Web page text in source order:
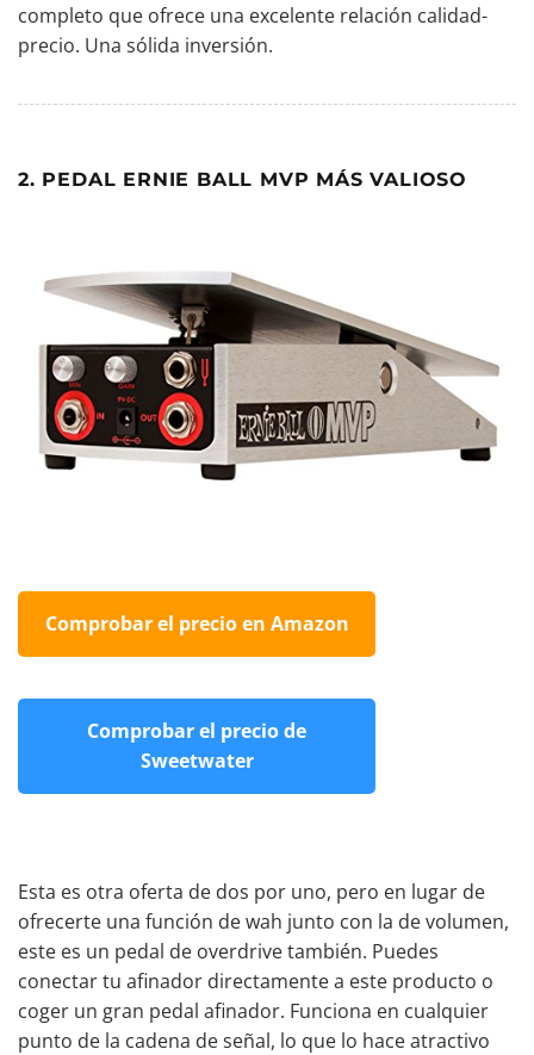
completo que ofrece una excelente relación calidad-
precio. Una sólida inversión.
2. PEDAL ERNIE BALL MVP MÁS VALIOSO
Comprobar el precio en Amazon
Comprobar el precio de
Sweetwater
Esta es otra oferta de dos por uno, pero en lugar de
ofrecerte una función de wah junto con la de volumen,
este es un pedal de overdrive también. Puedes
conectar tu afinador directamente a este producto o
coger un gran pedal afinador. Funciona en cualquier
punto de la cadena de señal, lo que lo hace atractivo